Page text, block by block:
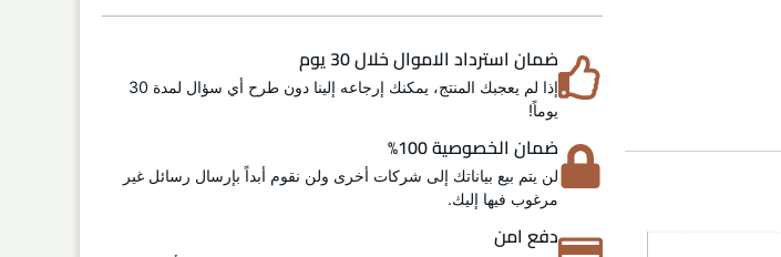
ضمان استرداد الاموال خلال 30 يوم
إذا لم يعجبك المنتج، يمكنك إرجاعه إلينا دون طرح أي سؤال لمدة 30
يوماً!
ضمان الخصوصية 100%
لن يتم بيع بياناتك إلى شركات أخرى ولن نقوم أبداً بإرسال رسائل غير
مرغوب فيها إليك.
دفع امن